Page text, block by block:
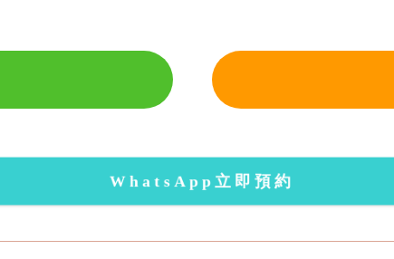
WhatsApp立即預約